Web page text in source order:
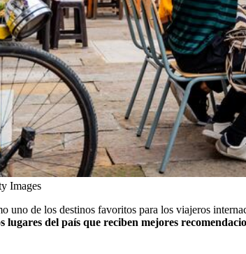
Images
uno de los destinos favoritos para los viajeros
lugares del país que reciben mejores